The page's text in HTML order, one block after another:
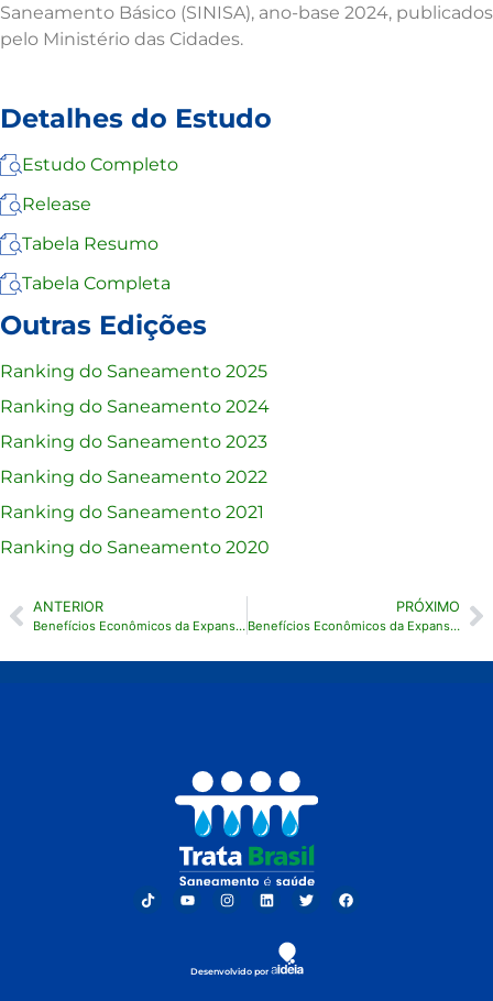
Saneamento Básico (SINISA), ano-base 2024, publicados
pelo Ministério das Cidades.
Detalhes do Estudo
Estudo Completo
Release
Tabela Resumo
Tabela Completa
Outras Edições
Ranking do Saneamento 2025
Ranking do Saneamento 2024
Ranking do Saneamento 2023
Ranking do Saneamento 2022
Ranking do Saneamento 2021
Ranking do Saneamento 2020
ANTERIOR
Benefícios Econômicos da Expansão do Saneamento na Bahia
PRÓXIMO
Benefícios Econômicos da Expansão do Saneamento na Paraíba
Desenvolvido por